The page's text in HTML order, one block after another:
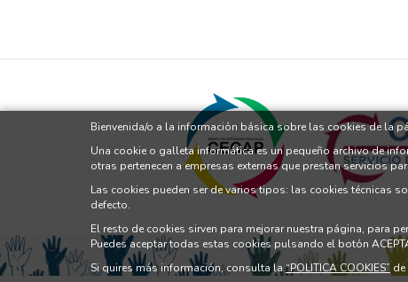
Bienvenida/o a la información básica sobre las cookies de la
Una cookie o galleta informática es un pequeño archivo de
otras pertenecen a empresas externas que prestan servicios
Las cookies pueden ser de varios tipos: las cookies técnicas
defecto.
El resto de cookies sirven para mejorar nuestra página, para
Puedes aceptar todas estas cookies pulsando el botón
Si quires más información, consulta la “POLITICA COOKIES”